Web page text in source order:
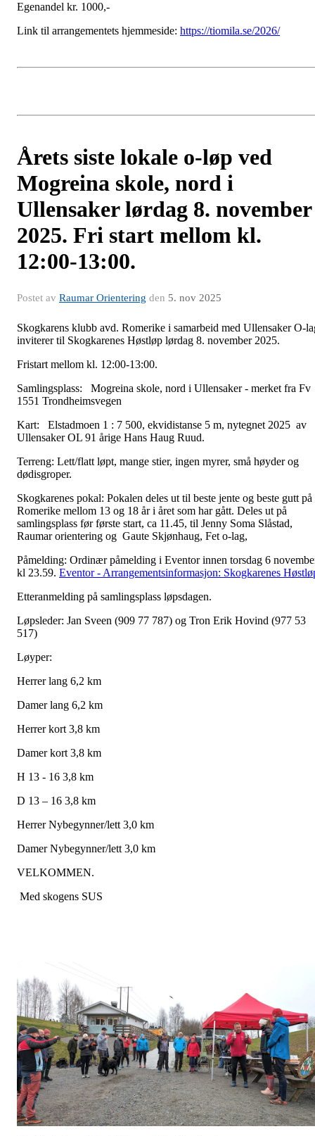
Egenandel kr. 1000,-
Link til arrangementets hjemmeside: https://tiomila.se/2026/
Årets siste lokale o-løp ved
Mogreina skole, nord i
Ullensaker lørdag 8. november
2025. Fri start mellom kl.
12:00-13:00.
Postet av Raumar Orientering den 5. nov 2025
Skogkarens klubb avd. Romerike i samarbeid med Ullensaker O-
inviterer til Skogkarenes Høstløp lørdag 8. november 2025.
Fristart mellom kl. 12:00-13:00.
Samlingsplass: Mogreina skole, nord i Ullensaker - merket fra Fv
1551 Trondheimsvegen
Kart: Elstadmoen 1 : 7 500, ekvidistanse 5 m, nytegnet 2025 av
Ullensaker OL 91 årige Hans Haug Ruud.
Terreng: Lett/flatt løpt, mange stier, ingen myrer, små høyder og
dødisgroper.
Skogkarenes pokal: Pokalen deles ut til beste jente og beste gutt på
Romerike mellom 13 og 18 år i året som har gått. Deles ut på
samlingsplass før første start, ca 11.45, til Jenny Soma Slåstad,
Raumar orientering og Gaute Skjønhaug, Fet o-lag,
Påmelding: Ordinær påmelding i Eventor innen torsdag 6
kl 23.59. Eventor - Arrangementsinformasjon: Skogkarenes
Etteranmelding på samlingsplass løpsdagen.
Løpsleder: Jan Sveen (909 77 787) og Tron Erik Hovind (977 53
517)
Løyper:
Herrer lang 6,2 km
Damer lang 6,2 km
Herrer kort 3,8 km
Damer kort 3,8 km
H 13 - 16 3,8 km
D 13 – 16 3,8 km
Herrer Nybegynner/lett 3,0 km
Damer Nybegynner/lett 3,0 km
VELKOMMEN.
Med skogens SUS